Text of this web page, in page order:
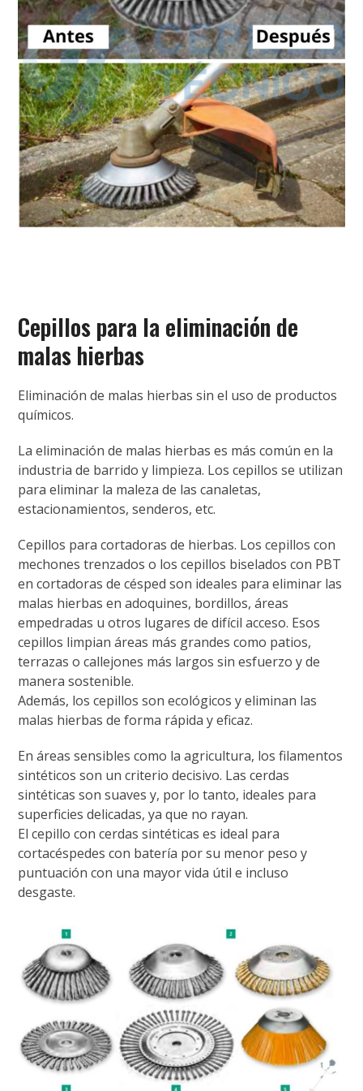
Cepillos para la eliminación de
malas hierbas
Eliminación de malas hierbas sin el uso de productos
químicos.
La eliminación de malas hierbas es más común en la
industria de barrido y limpieza. Los cepillos se utilizan
para eliminar la maleza de las canaletas,
estacionamientos, senderos, etc.
Cepillos para cortadoras de hierbas. Los cepillos con
mechones trenzados o los cepillos biselados con PBT
en cortadoras de césped son ideales para eliminar las
malas hierbas en adoquines, bordillos, áreas
empedradas u otros lugares de difícil acceso. Esos
cepillos limpian áreas más grandes como patios,
terrazas o callejones más largos sin esfuerzo y de
manera sostenible.
Además, los cepillos son ecológicos y eliminan las
malas hierbas de forma rápida y eficaz.
En áreas sensibles como la agricultura, los filamentos
sintéticos son un criterio decisivo. Las cerdas
sintéticas son suaves y, por lo tanto, ideales para
superficies delicadas, ya que no rayan.
El cepillo con cerdas sintéticas es ideal para
cortacéspedes con batería por su menor peso y
puntuación con una mayor vida útil e incluso
desgaste.